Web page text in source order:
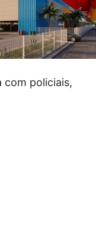
com policiais,